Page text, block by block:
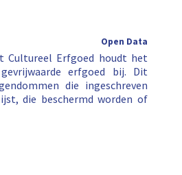
Open Data
Cultureel Erfgoed houdt het
erfgoed bij. Dit
die ingeschreven
die beschermd worden of